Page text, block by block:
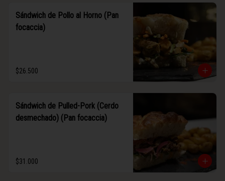
Sándwich de Pollo al Horno (Pan
focaccia)
$26.500
Sándwich de Pulled-Pork (Cerdo
desmechado) (Pan focaccia)
$31.000